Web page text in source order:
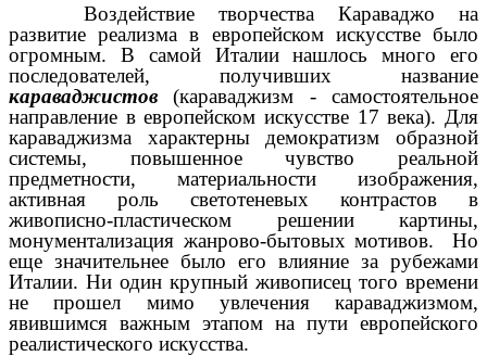
Воздействие творчества Караваджо на
развитие реализма в европейском искусстве было
огромным. В самой Италии нашлось много его
последователей, получивших название
караваджистов (караваджизм - самостоятельное
направление в европейском искусстве 17 века). Для
караваджизма характерны демократизм образной
системы, повышенное чувство реальной
предметности, материальности изображения,
активная роль светотеневых контрастов в
живописно-пластическом решении картины,
монументализация жанрово-бытовых мотивов. Но
еще значительнее было его влияние за рубежами
Италии. Ни один крупный живописец того времени
не прошел мимо увлечения караваджизмом,
явившимся важным этапом на пути европейского
реалистического искусства.